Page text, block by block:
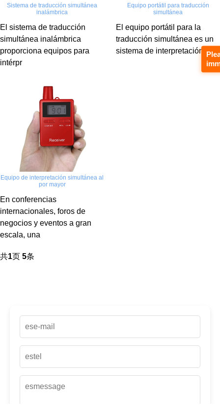
Sistema de traducción simultánea
inalámbrica
El sistema de traducción
simultánea inalámbrica
proporciona equipos para
intérpr
Equipo portátil para traducción
simultánea
El equipo portátil para la
traducción simultánea es un
sistema de interpretación
Equipo de interpretación simultánea al
por mayor
En conferencias
internacionales, foros de
negocios y eventos a gran
escala, una
共1页 5条